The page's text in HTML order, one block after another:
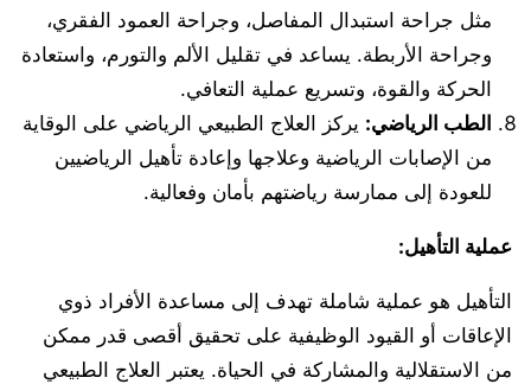
مثل جراحة استبدال المفاصل، وجراحة العمود الفقري،
وجراحة الأربطة. يساعد في تقليل الألم والتورم، واستعادة
الحركة والقوة، وتسريع عملية التعافي.
الطب الرياضي: يركز العلاج الطبيعي الرياضي على الوقاية
من الإصابات الرياضية وعلاجها وإعادة تأهيل الرياضيين
للعودة إلى ممارسة رياضتهم بأمان وفعالية.
عملية التأهيل:
التأهيل هو عملية شاملة تهدف إلى مساعدة الأفراد ذوي
الإعاقات أو القيود الوظيفية على تحقيق أقصى قدر ممكن
من الاستقلالية والمشاركة في الحياة. يعتبر العلاج الطبيعي